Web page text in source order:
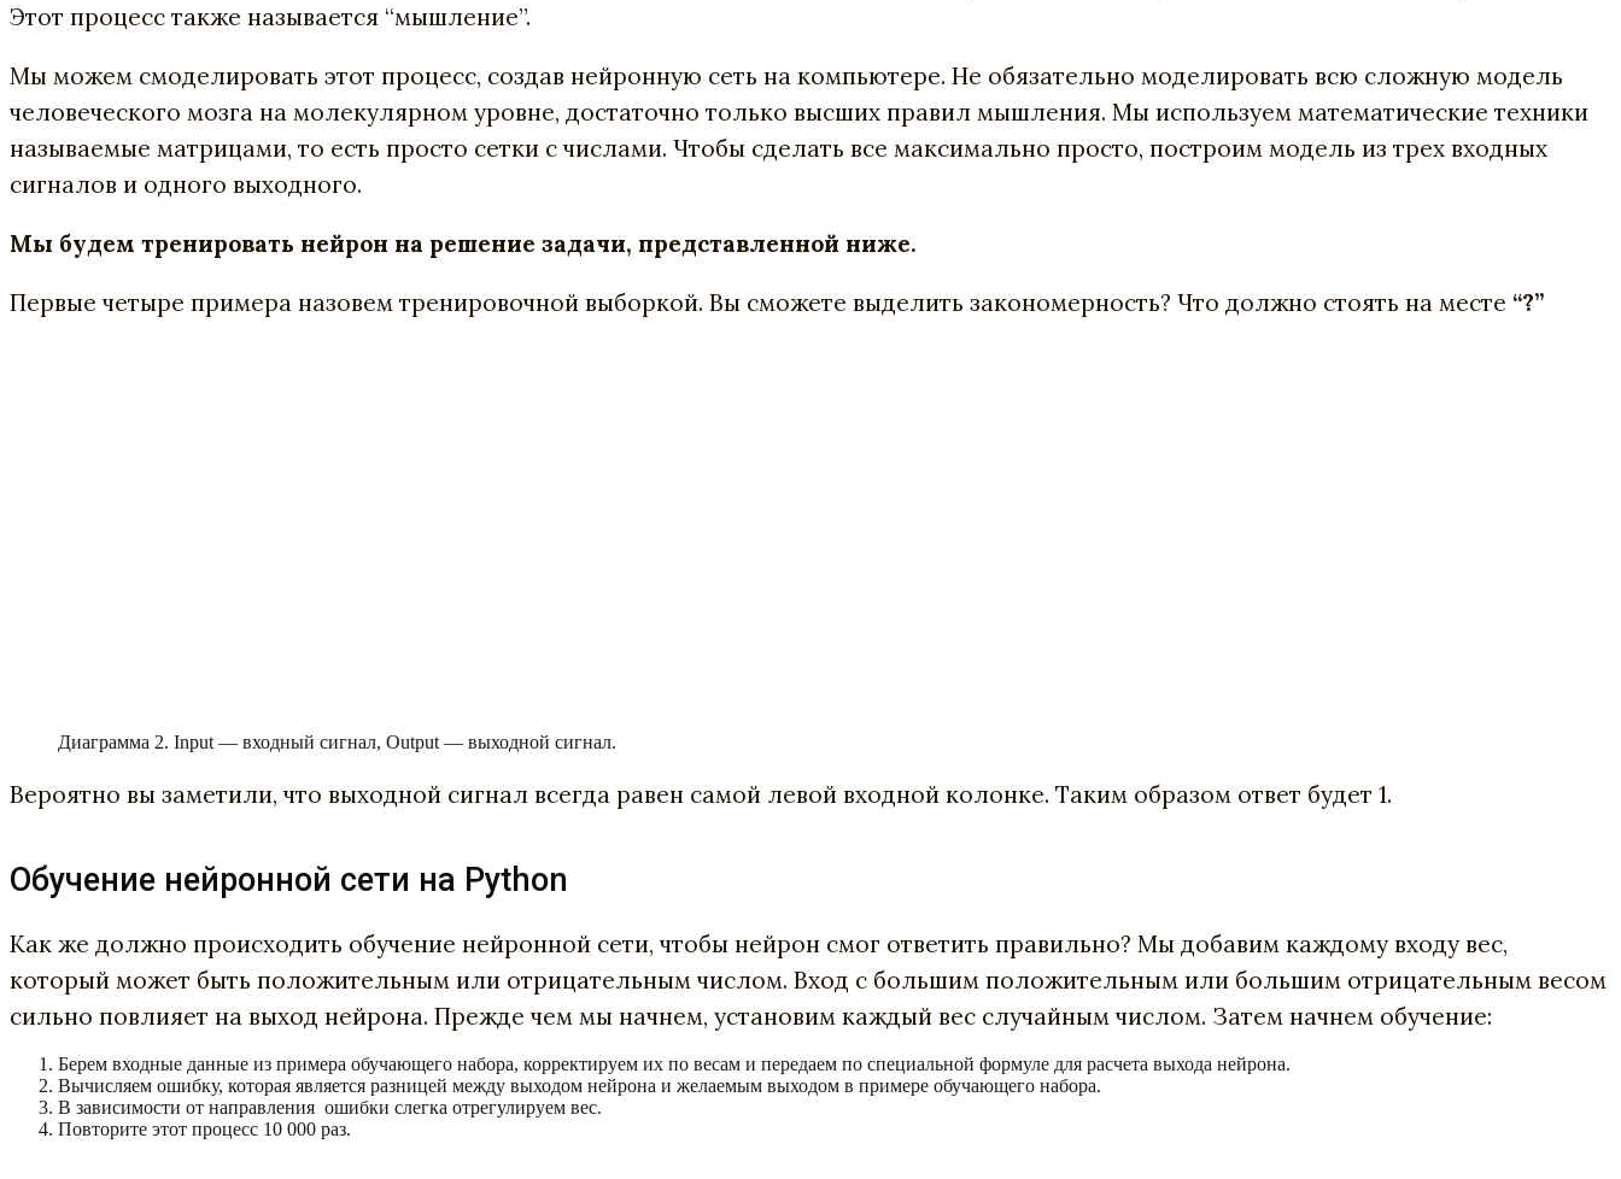
Этот процесс также называется “мышление”.
Мы можем смоделировать этот процесс, создав нейронную сеть на компьютере. Не обязательно моделировать всю сложную модель
человеческого мозга на молекулярном уровне, достаточно только высших правил мышления. Мы используем математические техники
называемые матрицами, то есть просто сетки с числами. Чтобы сделать все максимально просто, построим модель из трех входных
сигналов и одного выходного.
Мы будем тренировать нейрон на решение задачи, представленной ниже.
Первые четыре примера назовем тренировочной выборкой. Вы сможете выделить закономерность? Что должно стоять на месте “?”
Диаграмма 2. Input — входный сигнал, Output — выходной сигнал.
Вероятно вы заметили, что выходной сигнал всегда равен самой левой входной колонке. Таким образом ответ будет 1.
Обучение нейронной сети на Python
Как же должно происходить обучение нейронной сети, чтобы нейрон смог ответить правильно? Мы добавим каждому входу вес,
который может быть положительным или отрицательным числом. Вход с большим положительным или большим отрицательным весом
сильно повлияет на выход нейрона. Прежде чем мы начнем, установим каждый вес случайным числом. Затем начнем обучение:
Берем входные данные из примера обучающего набора, корректируем их по весам и передаем по специальной формуле для расчета выхода нейрона.
Вычисляем ошибку, которая является разницей между выходом нейрона и желаемым выходом в примере обучающего набора.
В зависимости от направления ошибки слегка отрегулируем вес.
Повторите этот процесс 10 000 раз.